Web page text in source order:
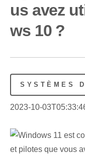
us avez
ws 10 ?
SYSTÈMES
2023-10-